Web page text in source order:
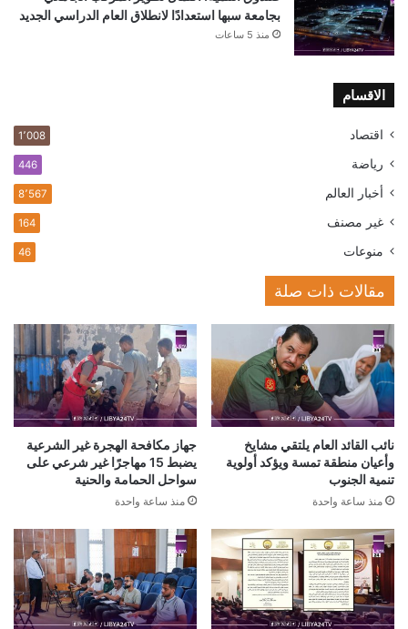
بجامعة سبها استعدادًا لانطلاق العام الدراسي الجديد
منذ 5 ساعات
الاقسام
اقتصاد 1٬008
رياضة 446
أخبار العالم 8٬567
غير مصنف 164
منوعات 46
مقالات ذات صلة
نائب القائد العام يلتقي مشايخ
وأعيان منطقة تمسة ويؤكد أولوية
تنمية الجنوب
منذ ساعة واحدة
جهاز مكافحة الهجرة غير الشرعية
يضبط 15 مهاجرًا غير شرعي على
سواحل الحمامة والحنية
منذ ساعة واحدة